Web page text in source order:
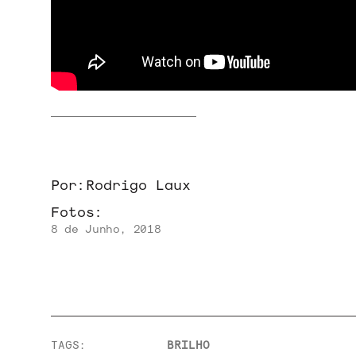
Por: Rodrigo Laux
Fotos:
8 de Junho, 2018
TAGS:
BRILHO